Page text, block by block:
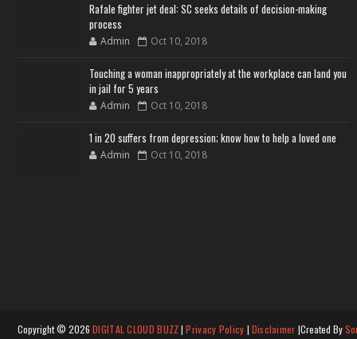
Rafale fighter jet deal: SC seeks details of decision-making
process
Admin Oct 10, 2018
Touching a woman inappropriately at the workplace can land you
in jail for 5 years
Admin Oct 10, 2018
1 in 20 suffers from depression; know how to help a loved one
Admin Oct 10, 2018
Copyright © 2026 DIGITAL CLOUD BUZZ|Privacy Policy | Disclaimer |Created By